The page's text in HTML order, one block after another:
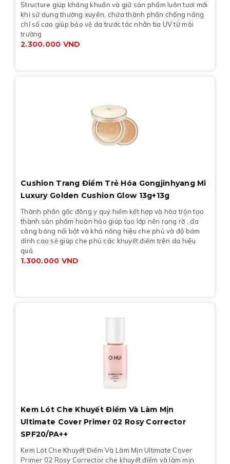
Structure giúp kháng khuẩn và giữ sản phẩm luôn tươi mới
khi sử dụng thường xuyên, chứa thành phần chống nắng
chỉ số cao giúp bảo vệ da trước tác nhân tia UV từ môi
trường
2.300.000 VND
Cushion Trang Điểm Trẻ Hóa Gongjinhyang Mi
Luxury Golden Cushion Glow 13g+13g
Thành phần gốc đông y quý hiếm kết hợp và hòa trộn tạo
thành sản phẩm hoàn hảo giúp tạo lớp nền rạng rỡ , da
căng bóng nổi bật và khả năng hiệu che phủ và độ bám
dính cao sẽ giúp che phủ các khuyết điểm trên da hiệu
quả.
1.300.000 VND
Kem Lót Che Khuyết Điểm Và Làm Mịn
Ultimate Cover Primer 02 Rosy Corrector
SPF20/PA++
Kem Lót Che Khuyết Điểm Và Làm Mịn Ultimate Cover
Primer 02 Rosy Corrector che khuyết điểm và làm mịn